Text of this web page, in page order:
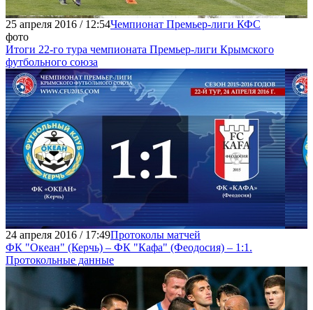
25 апреля 2016 / 12:54Чемпионат Премьер-лиги КФС
фото
Итоги 22-го тура чемпионата Премьер-лиги Крымского
футбольного союза
24 апреля 2016 / 17:49Протоколы матчей
ФК "Океан" (Керчь) – ФК "Кафа" (Феодосия) – 1:1.
Протокольные данные